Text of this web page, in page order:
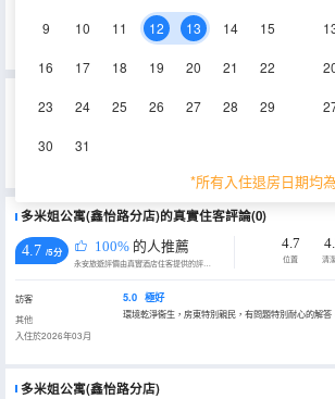
9 10 11 12 13 14 15
16 17 18 19 20 21 22
23 24 25 26 27 28 29
30 31
*所有入住退房日期均
重要資訊
多米姐公寓(鑫怡路分店)的真實住客評論(0)
4.7 /5分 100% 的人推薦
永安旅遊評價由真實酒店住客提供的評價。
4.7
位置 清
訪客
其他
入住於2026年03月
5.0 極好
環境乾淨衞生，房東特別親民，有問題特別耐心的解
多米姐公寓(鑫怡路分店)